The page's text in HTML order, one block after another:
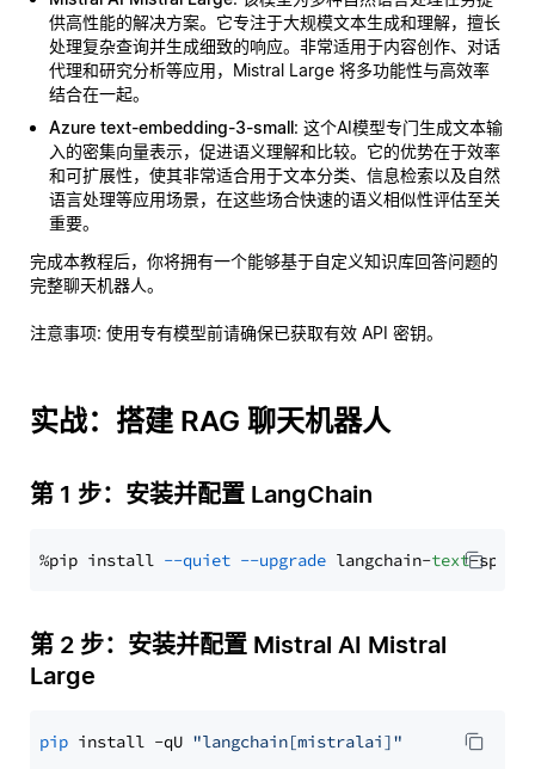
供高性能的解决方案。它专注于大规模文本生成和理解，擅长
处理复杂查询并生成细致的响应。非常适用于内容创作、对话
代理和研究分析等应用，Mistral Large 将多功能性与高效率
结合在一起。
Azure text-embedding-3-small: 这个AI模型专门生成文本输
入的密集向量表示，促进语义理解和比较。它的优势在于效率
和可扩展性，使其非常适合用于文本分类、信息检索以及自然
语言处理等应用场景，在这些场合快速的语义相似性评估至关
重要。
完成本教程后，你将拥有一个能够基于自定义知识库回答问题的
完整聊天机器人。
注意事项: 使用专有模型前请确保已获取有效 API 密钥。
实战：搭建 RAG 聊天机器人
第 1 步：安装并配置 LangChain
%pip install --quiet --upgrade langchain-text
第 2 步：安装并配置 Mistral AI Mistral
Large
pip install -qU "langchain[mistralai]"